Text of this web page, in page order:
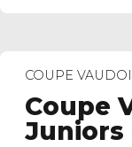
COUPE
Coupe
Juniors